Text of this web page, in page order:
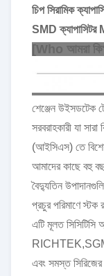
চিপ সিরামিক
SMD
[Who আমরা
শেঞ্জেন উইসডটেক
সরবরাহকারী যা সারা
(আইসিএস) তে
আমাদের কাছে বহু
বৈদ্যুতিন
প্রচুর পরিমাণে স্টক
এটি মূলত সিসিটিসি
এবং সমস্ত সিরিজের